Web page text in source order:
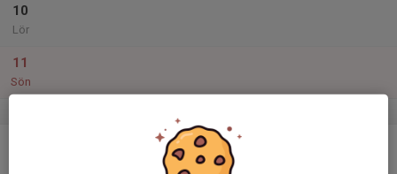
10
Lör
11
Sön